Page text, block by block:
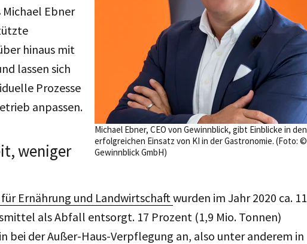
Michael Ebner, CEO von Gewinnblick, gibt Einblicke in den
erfolgreichen Einsatz von KI in der Gastronomie. (Foto: ©
Gewinnblick GmbH)
Ebner
hinaus mit
lassen sich
Prozesse
anpassen.
weniger
Ernährung und Landwirtschaft wurden im Jahr 2020 ca. 11
als Abfall entsorgt. 17 Prozent (1,9 Mio. Tonnen)
bei der Außer-Haus-Verpflegung an, also unter anderem in